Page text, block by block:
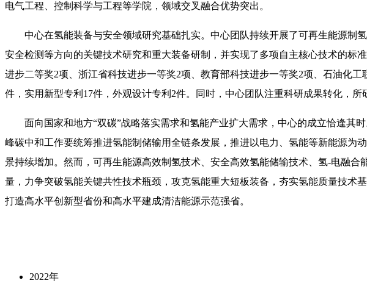
电气工程、控制科学与工程等学院，领域交叉融合优势突出。
中心在氢能装备与安全领域研究基础扎实。中心团队持续开展了可再生能源制
安全检测等方向的关键技术研究和重大装备研制，并实现了多项自主核心技术的标
进步二等奖2项、浙江省科技进步一等奖2项、教育部科技进步一等奖2项、石油化
件，实用新型专利17件，外观设计专利2件。同时，中心团队注重科研成果转化，
面向国家和地方“双碳”战略落实需求和氢能产业扩大需求，中心的成立恰逢其
峰碳中和工作要统筹推进氢能制储输用全链条发展，推进以电力、氢能等新能源
景持续增加。然而，可再生能源高效制氢技术、安全高效氢能储输技术、氢-电融
量，力争突破氢能关键共性技术瓶颈，攻克氢能重大短板装备，夯实氢能质量技
打造高水平创新型省份和高水平建成清洁能源示范强省。
2022年